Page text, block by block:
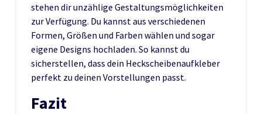
stehen dir unzählige Gestaltungsmöglichkeiten
zur Verfügung. Du kannst aus verschiedenen
Formen, Größen und Farben wählen und sogar
eigene Designs hochladen. So kannst du
sicherstellen, dass dein Heckscheibenaufkleber
perfekt zu deinen Vorstellungen passt.
Fazit